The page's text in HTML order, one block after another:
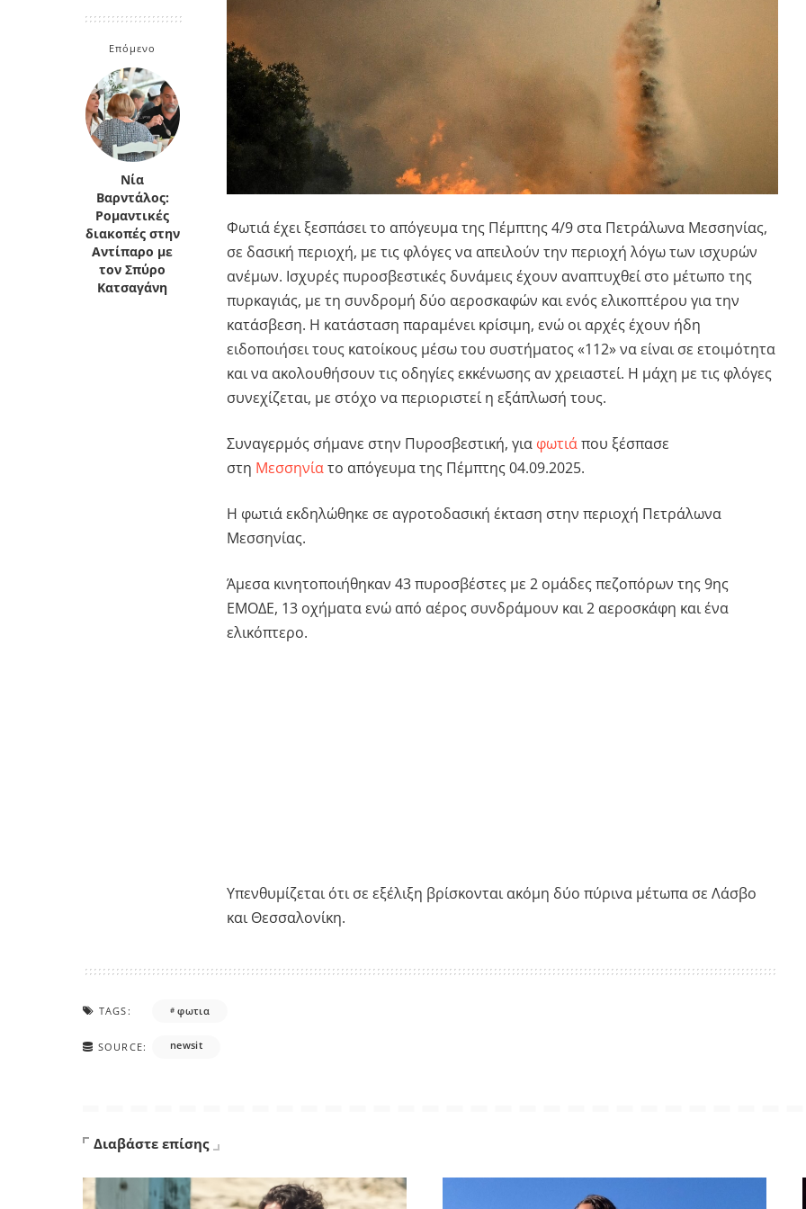
Κρήτη
Κυκλάδες
Πελοπόννησος
Πελοπόννησος
Επόμενο
Νία
Βαρντάλος:
Ρομαντικές
διακοπές στην
Αντίπαρο με
τον Σπύρο
Κατσαγάνη
Φωτιά έχει ξεσπάσει το απόγευμα της Πέμπτης 4/9 στα Πετράλωνα Μεσσηνίας,
σε δασική περιοχή, με τις φλόγες να απειλούν την περιοχή λόγω των ισχυρών
ανέμων. Ισχυρές πυροσβεστικές δυνάμεις έχουν αναπτυχθεί στο μέτωπο της
πυρκαγιάς, με τη συνδρομή δύο αεροσκαφών και ενός ελικοπτέρου για την
κατάσβεση. Η κατάσταση παραμένει κρίσιμη, ενώ οι αρχές έχουν ήδη
ειδοποιήσει τους κατοίκους μέσω του συστήματος «112» να είναι σε ετοιμότητα
και να ακολουθήσουν τις οδηγίες εκκένωσης αν χρειαστεί. Η μάχη με τις φλόγες
συνεχίζεται, με στόχο να περιοριστεί η εξάπλωσή τους.
Συναγερμός σήμανε στην Πυροσβεστική, για φωτιάπου ξέσπασε
στη Μεσσηνίατο απόγευμα της Πέμπτης 04.09.2025.
Η φωτιά εκδηλώθηκε σε αγροτοδασική έκταση στην περιοχή Πετράλωνα
Μεσσηνίας.
Άμεσα κινητοποιήθηκαν 43 πυροσβέστες με 2 ομάδες πεζοπόρων της 9ης
ΕΜΟΔΕ, 13 οχήματα ενώ από αέρος συνδράμουν και 2 αεροσκάφη και ένα
ελικόπτερο.
Υπενθυμίζεται ότι σε εξέλιξη βρίσκονται ακόμη δύο πύρινα μέτωπα σε Λάσβο
και Θεσσαλονίκη.
TAGS: φωτια
SOURCE: newsit
Διαβάστε επίσης